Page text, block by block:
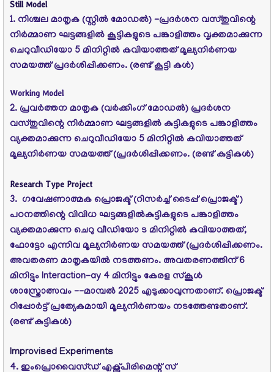
Still Model
1. നിശ്ചല മാതൃക (സ്റ്റില്‍ മോഡല്‍) -പ്രദര്‍ശന വസ്തുവിന്റെ
നിര്‍മ്മാണ ഘട്ടങ്ങളില്‍ കൂട്ടികളുടെ പങ്കാളിത്തം വൃക്തമാക്കുന്ന
ചെറുവീഡിയോ 5 മിനിറ്റില്‍ കവിയാത്തത്‌ മൂല്യനിര്‍ണയ
സമയത്ത്‌ പ്രദര്‍ശിപ്പിക്കണം. (രണ്ട്‌ കൂട്ടി കള്‍)
Working Model
2. പ്രവര്‍ത്തന മാതൃക (വര്‍ക്കിംഗ്‌ മോഡല്‍) പ്രദര്‍ശന
വസ്തുവിന്റെ നിര്‍മ്മാണ ഘട്ടങ്ങളില്‍ കുട്ടികളുടെ പങ്കാളിത്തം
വ്യക്തമാക്കുന്ന ചെറുവീഡിയോ 5 മിനിറ്റില്‍ കവിയാത്തത്‌
മൂല്യനിര്‍ണയ സമയത്ത്‌ (പ്രദര്‍ശിപ്പിക്കണം. (രണ്ട്‌ കുട്ടികള്‍)
Research Type Project
3. ഗവേഷണാത്മക പ്രൊജക്ട്‌ (റിസര്‍ച്ച്‌ ടൈപ്പ്‌ പ്രൊജക്ട്‌ )
പഠനത്തിന്റെ വിവിധ ഘട്ടങ്ങളില്‍കുട്ടികളുടെ പങ്കാളിത്തം
വ്യക്തമാക്കുന്ന ചെറു വീഡിയോ ട മിനിറ്റില്‍ കവിയാത്തത്‌,
ഫോട്ടോ എന്നിവ മൂല്യനിര്‍ണയ സമയത്ത്‌ (പ്രദര്‍ശിപ്പിക്കണം.
അവതരണ മാതൃകയില്‍ നടത്തണം. അവതരണത്തിന്‌ 6
മിനിട്ടും Interaction-ay 4 മിനിട്ടും കേരള സ്‌കൂള്‍
ശാസ്ത്രോത്സവം --മാമ്പല്‍ 2025 എടുക്കാവുന്നതാണ്‌. പ്രൊജക്ട്‌
റിപ്പോര്‍ട്ട്‌ പ്രത്യേകമായി മൂല്യനിര്‍ണയം നടത്തേണ്ടതാണ്‌.
(രണ്ട്‌ കുട്ടികള്‍)
Improvised Experiments
4. ഇംപ്രൊവൈസ്ഡ്‌ എക്സ്പിരിമെന്റ്‌ സ്‌